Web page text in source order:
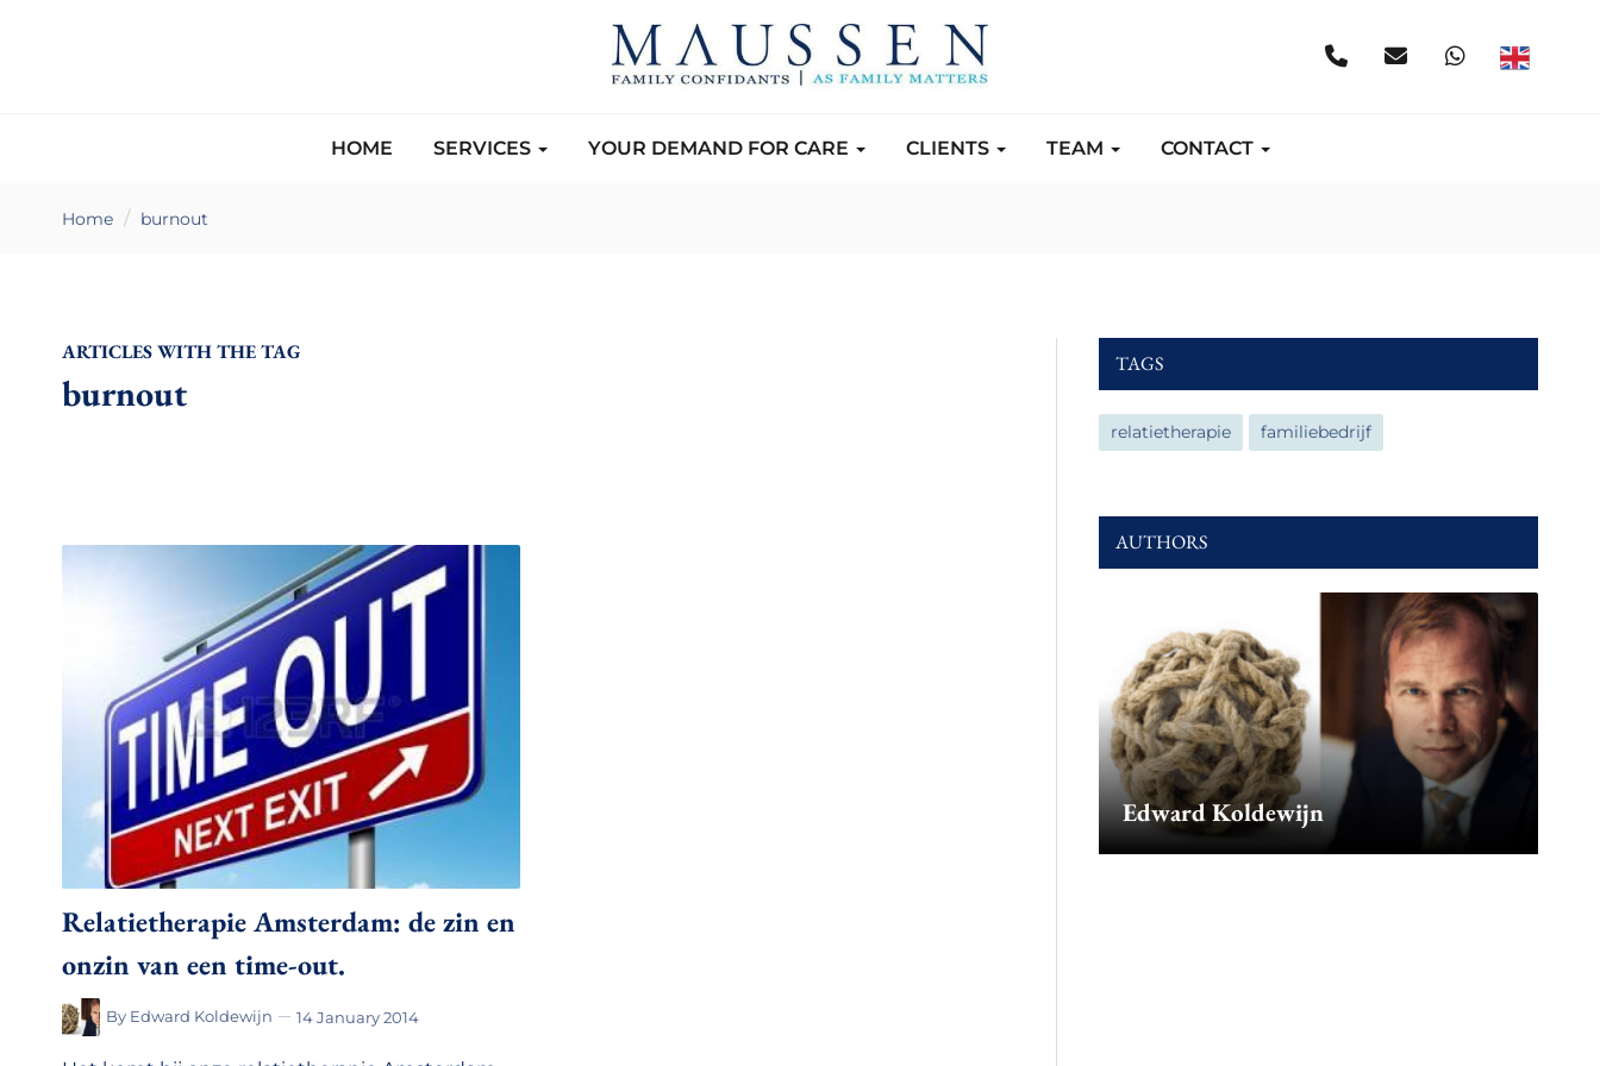
HOME SERVICES YOUR DEMAND FOR CARE CLIENTS TEAM CONTACT
Home burnout
ARTICLES WITH THE TAG
burnout
Relatietherapie Amsterdam: de zin en
onzin van een time-out.
By Edward Koldewijn 14 January 2014
TAGS
relatietherapie familiebedrijf
AUTHORS
Edward Koldewijn